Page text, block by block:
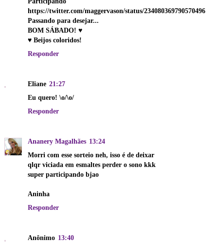
https://twitter.com/maggervason/status/234080369790570496
Passando para desejar...
BOM SÁBADO! ♥
♥ Beijos coloridos!
Responder
Eliane 21:27
Eu quero! \o/\o/
Responder
Ananery Magalhães 13:24
Morri com esse sorteio neh, isso é de deixar
qlqr viciada em esmaltes perder o sono kkk
super participando bjao
Aninha
Responder
Anônimo 13:40